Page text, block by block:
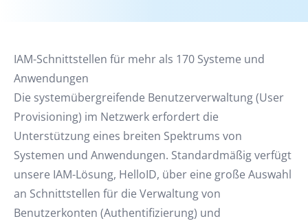
IAM-Schnittstellen für mehr als 170 Systeme und
Anwendungen
Die systemübergreifende Benutzerverwaltung (User
Provisioning) im Netzwerk erfordert die
Unterstützung eines breiten Spektrums von
Systemen und Anwendungen. Standardmäßig verfügt
unsere IAM-Lösung, HelloID, über eine große Auswahl
an Schnittstellen für die Verwaltung von
Benutzerkonten (Authentifizierung) und